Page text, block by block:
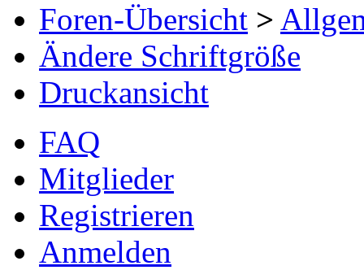
Foren-Übersicht >
Ändere Schriftgröße
Druckansicht
FAQ
Mitglieder
Registrieren
Anmelden